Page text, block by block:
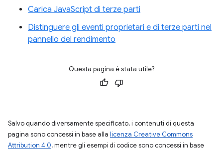
Carica JavaScript di terze parti
Distinguere gli eventi proprietari e di terze parti nel
pannello del rendimento
Questa pagina è stata utile?
Salvo quando diversamente specificato, i contenuti di questa
pagina sono concessi in base alla licenza Creative Commons
Attribution 4.0, mentre gli esempi di codice sono concessi in base